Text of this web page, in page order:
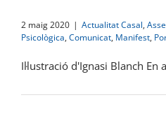
2 maig 2020 | Actualitat Casal,
Psicològica, Comunicat, Manifest,
Il·lustració d'Ignasi Blanch En